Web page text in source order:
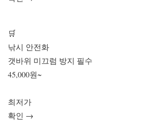
🛒
낚시 안전화
갯바위 미끄럼 방지 필수
45,000원~
최저가
확인 →